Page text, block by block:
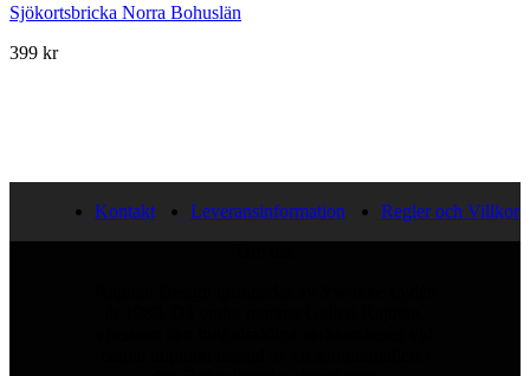
Sjökortsbricka Norra Bohuslän
399 kr
Kontakt Leveransinformation
Regler och Villkor